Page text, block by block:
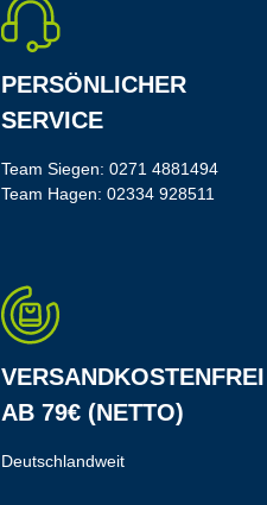
PERSÖNLICHER
SERVICE
Team Siegen: 0271 4881494
Team Hagen: 02334 928511
VERSANDKOSTENFREI
AB 79€ (NETTO)
Deutschlandweit